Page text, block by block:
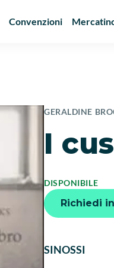
Convenzioni
GERALDINE
I
DISPONIBILE
Richiedi
SINOSSI